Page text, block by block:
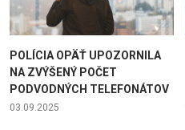
POLÍCIA OPÄŤ UPOZORNILA
NA ZVÝŠENÝ POČET
PODVODNÝCH TELEFONÁTOV
03.09.2025